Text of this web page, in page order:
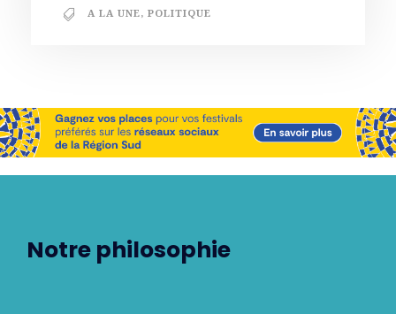
A LA UNE, POLITIQUE
Notre philosophie